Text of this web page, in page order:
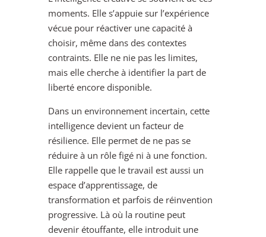
moments. Elle s’appuie sur l’expérience
vécue pour réactiver une capacité à
choisir, même dans des contextes
contraints. Elle ne nie pas les limites,
mais elle cherche à identifier la part de
liberté encore disponible.
Dans un environnement incertain, cette
intelligence devient un facteur de
résilience. Elle permet de ne pas se
réduire à un rôle figé ni à une fonction.
Elle rappelle que le travail est aussi un
espace d’apprentissage, de
transformation et parfois de réinvention
progressive. Là où la routine peut
devenir étouffante, elle introduit une